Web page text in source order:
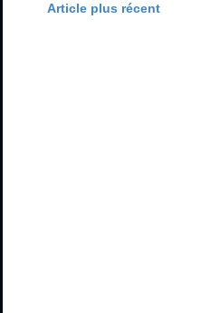
Article plus récent